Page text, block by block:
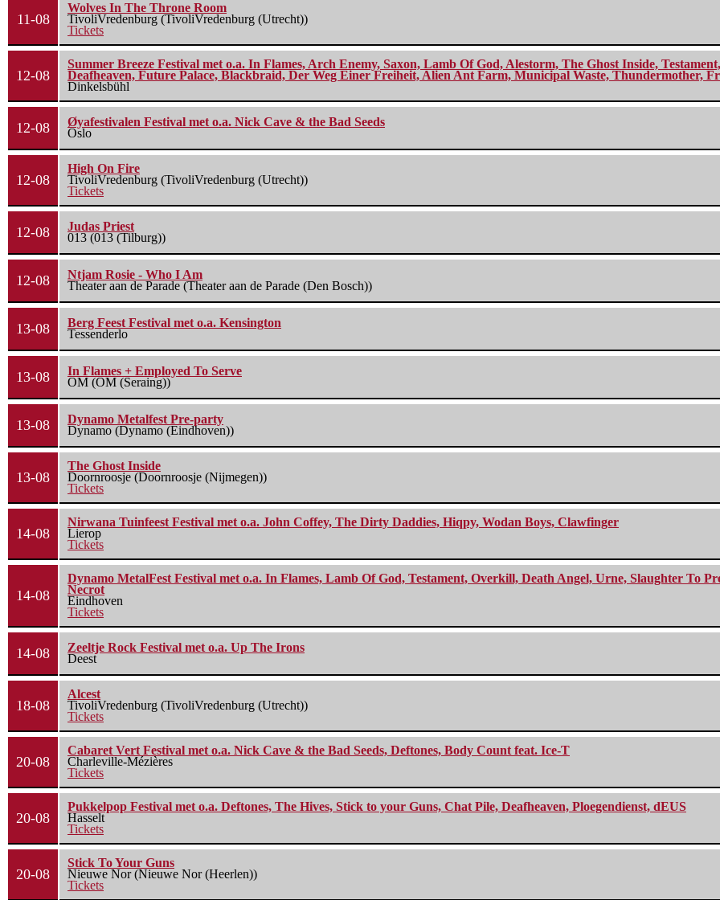
11-08
Wolves In The Throne Room
TivoliVredenburg (TivoliVredenburg (Utrecht))
Tickets
12-08
Summer Breeze Festival met o.a. In Flames, Arch Enemy, Saxon, Lamb Of God, Alestorm, The Ghost Inside,
Deafheaven, Future Palace, Blackbraid, Der Weg Einer Freiheit, Alien Ant Farm, Municipal Waste, Thundermother,
Dinkelsbühl
12-08
Øyafestivalen Festival met o.a. Nick Cave & the Bad Seeds
Oslo
12-08
High On Fire
TivoliVredenburg (TivoliVredenburg (Utrecht))
Tickets
12-08
Judas Priest
013 (013 (Tilburg))
12-08
Ntjam Rosie - Who I Am
Theater aan de Parade (Theater aan de Parade (Den Bosch))
13-08
Berg Feest Festival met o.a. Kensington
Tessenderlo
13-08
In Flames + Employed To Serve
OM (OM (Seraing))
13-08
Dynamo Metalfest Pre-party
Dynamo (Dynamo (Eindhoven))
13-08
The Ghost Inside
Doornroosje (Doornroosje (Nijmegen))
Tickets
14-08
Nirwana Tuinfeest Festival met o.a. John Coffey, The Dirty Daddies, Hiqpy, Wodan Boys, Clawfinger
Lierop
Tickets
14-08
Dynamo MetalFest Festival met o.a. In Flames, Lamb Of God, Testament, Overkill, Death Angel, Urne, Slaughter To
Necrot
Eindhoven
Tickets
14-08
Zeeltje Rock Festival met o.a. Up The Irons
Deest
18-08
Alcest
TivoliVredenburg (TivoliVredenburg (Utrecht))
Tickets
20-08
Cabaret Vert Festival met o.a. Nick Cave & the Bad Seeds, Deftones, Body Count feat. Ice-T
Charleville-Mézières
Tickets
20-08
Pukkelpop Festival met o.a. Deftones, The Hives, Stick to your Guns, Chat Pile, Deafheaven, Ploegendienst, dEUS
Hasselt
Tickets
20-08
Stick To Your Guns
Nieuwe Nor (Nieuwe Nor (Heerlen))
Tickets